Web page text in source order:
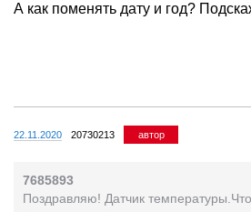
А как поменять дату и год?
22.11.2020 20730213 автор
7685893
Поздравляю! Датчик